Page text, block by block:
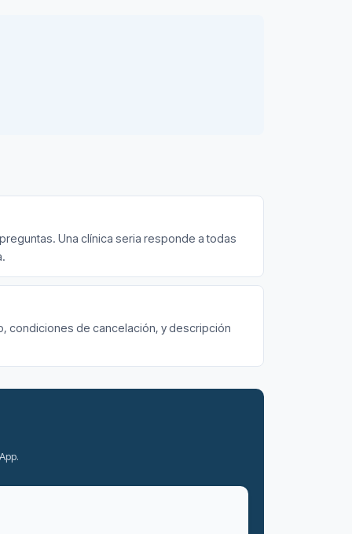
Una clínica seria responde a todas
condiciones de cancelación, y descripción